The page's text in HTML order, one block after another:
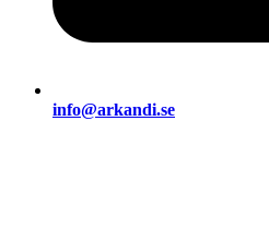
info@arkandi.se